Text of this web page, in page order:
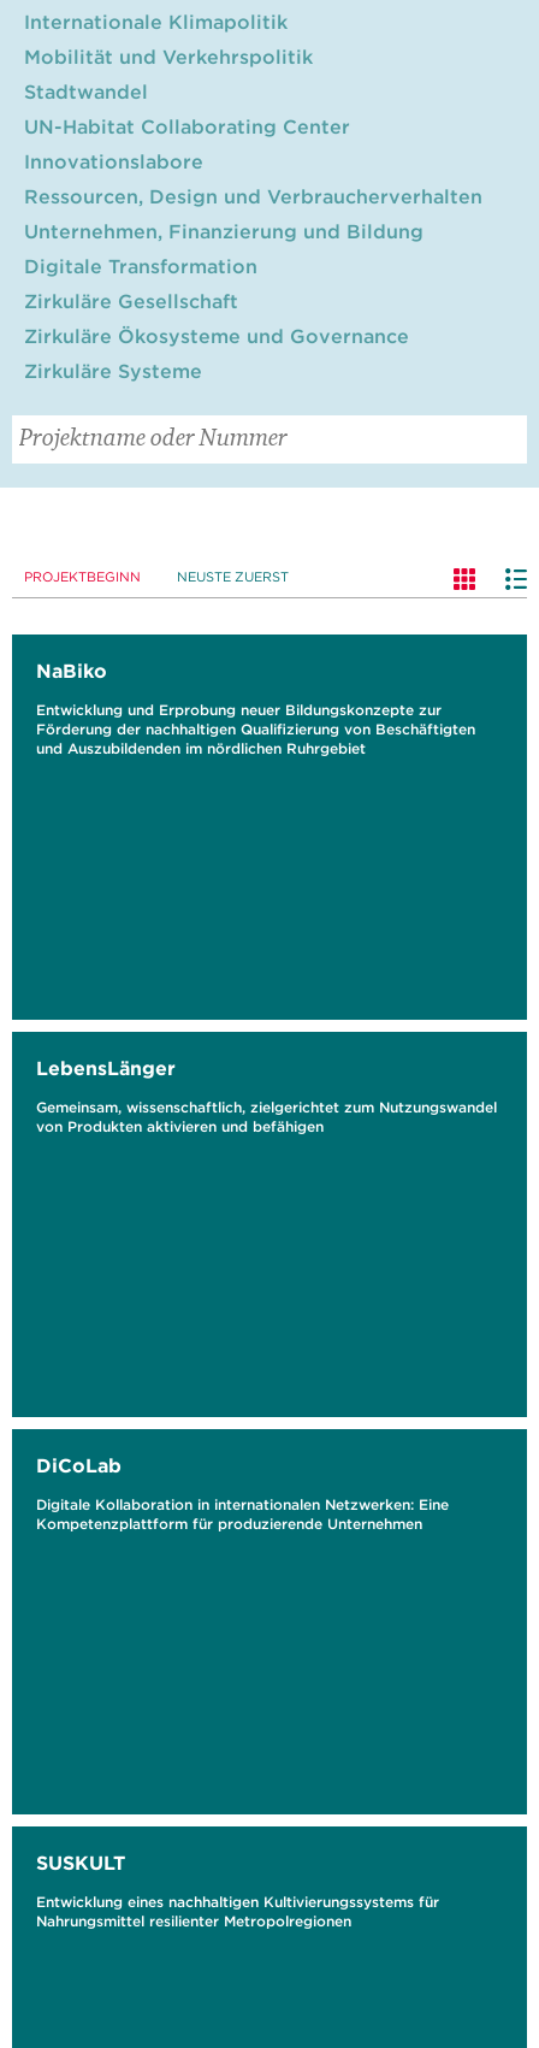
Internationale Klimapolitik
Mobilität und Verkehrspolitik
Stadtwandel
UN-Habitat Collaborating Center
Innovationslabore
Ressourcen, Design und Verbraucherverhalten
Unternehmen, Finanzierung und Bildung
Digitale Transformation
Zirkuläre Gesellschaft
Zirkuläre Ökosysteme und Governance
Zirkuläre Systeme
PROJEKTBEGINN NEUSTE ZUERST
NaBiko
Entwicklung und Erprobung neuer Bildungskonzepte zur
Förderung der nachhaltigen Qualifizierung von Beschäftigten
und Auszubildenden im nördlichen Ruhrgebiet
LebensLänger
Gemeinsam, wissenschaftlich, zielgerichtet zum Nutzungswandel
von Produkten aktivieren und befähigen
DiCoLab
Digitale Kollaboration in internationalen Netzwerken: Eine
Kompetenzplattform für produzierende Unternehmen
SUSKULT
Entwicklung eines nachhaltigen Kultivierungssystems für
Nahrungsmittel resilienter Metropolregionen